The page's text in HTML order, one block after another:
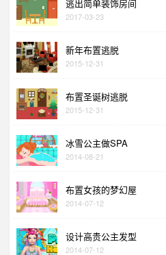
逃出简单装饰房间
2017-03-23
新年布置逃脱
2015-12-31
布置圣诞树逃脱
2015-12-31
冰雪公主做SPA
2014-08-21
布置女孩的梦幻屋
2014-07-12
设计高贵公主发型
2014-07-12